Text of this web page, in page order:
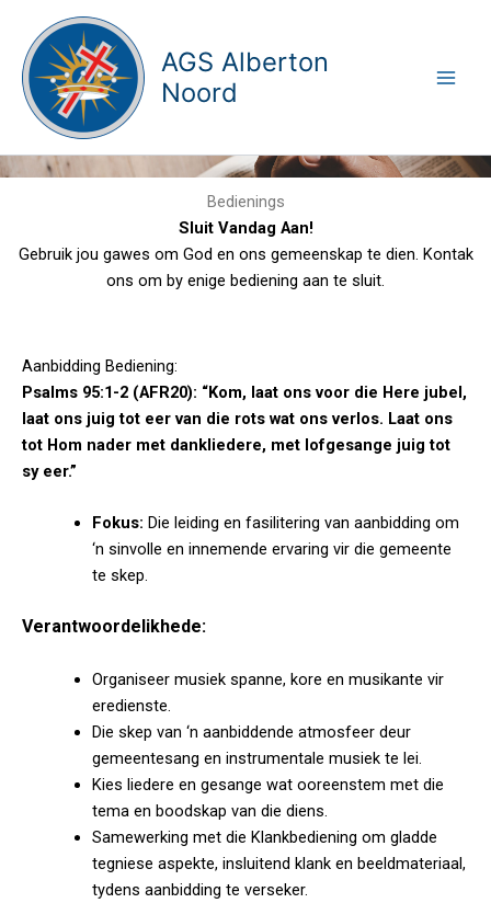
content
AGS Alberton
Noord
Bedienings
Sluit Vandag Aan!
Gebruik jou gawes om God en ons gemeenskap te dien. Kontak
ons om by enige bediening aan te sluit.
Aanbidding Bediening:
Psalms 95:1-2 (AFR20): “Kom, laat ons voor die Here jubel,
laat ons juig tot eer van die rots wat ons verlos. Laat ons
tot Hom nader met dankliedere, met lofgesange juig tot
sy eer.”
Fokus: Die leiding en fasilitering van aanbidding om
‘n sinvolle en innemende ervaring vir die gemeente
te skep.
Verantwoordelikhede:
Organiseer musiek spanne, kore en musikante vir
eredienste.
Die skep van ‘n aanbiddende atmosfeer deur
gemeentesang en instrumentale musiek te lei.
Kies liedere en gesange wat ooreenstem met die
tema en boodskap van die diens.
Samewerking met die Klankbediening om gladde
tegniese aspekte, insluitend klank en beeldmateriaal,
tydens aanbidding te verseker.